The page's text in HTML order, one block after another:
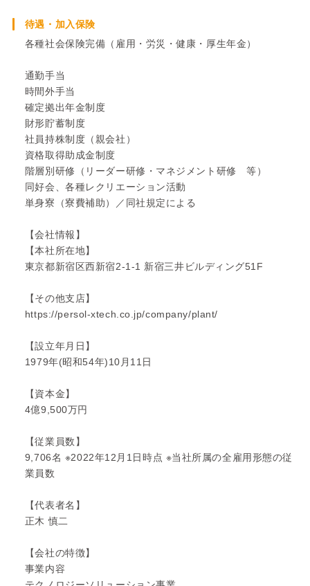
待遇・加入保険
各種社会保険完備（雇用・労災・健康・厚生年金）
通勤手当
時間外手当
確定拠出年金制度
財形貯蓄制度
社員持株制度（親会社）
資格取得助成金制度
階層別研修（リーダー研修・マネジメント研修 等）
同好会、各種レクリエーション活動
単身寮（寮費補助）／同社規定による
【会社情報】
【本社所在地】
東京都新宿区西新宿2-1-1 新宿三井ビルディング51F
【その他支店】
https://persol-xtech.co.jp/company/plant/
【設立年月日】
1979年(昭和54年)10月11日
【資本金】
4億9,500万円
【従業員数】
9,706名 ※2022年12月1日時点 ※当社所属の全雇用形態の従
業員数
【代表者名】
正木 慎二
【会社の特徴】
事業内容